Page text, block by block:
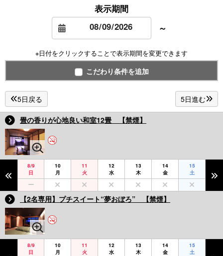
表示期間
～
※日付をクリックすることで表示期間を変更できます
こだわり条件を追加
5日戻る 5日進む
畳の香りが心地良い和室12畳 【禁煙】
8/9
日
10
月
11
火
12
水
13
木
14
金
15
土
【2名専用】プチスイート“夢おぼろ” 【禁煙】
8/9
日
10
月
11
火
12
水
13
木
14
金
15
土